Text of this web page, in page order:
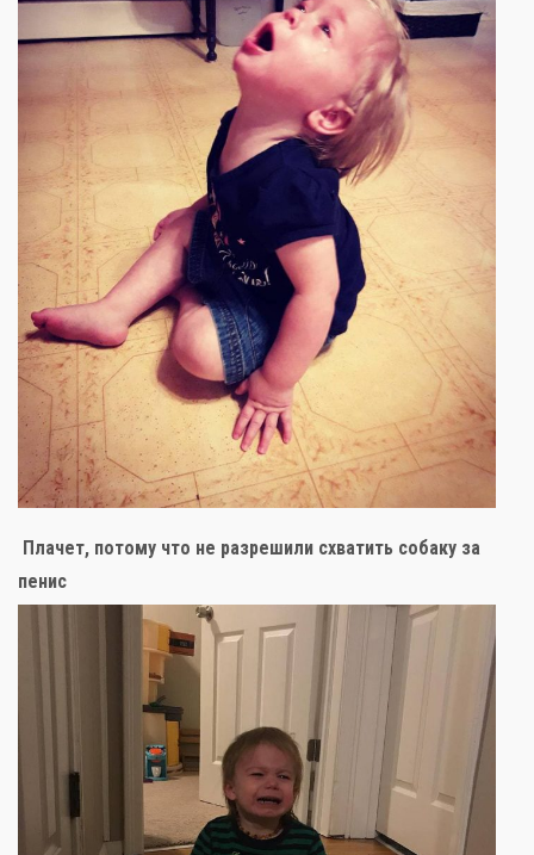
Плачет, потому что не разрешили схватить собаку за
пенис